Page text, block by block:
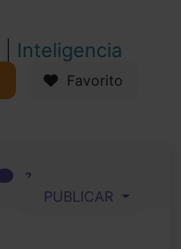
Inteligencia
Favorito
2
PUBLICAR